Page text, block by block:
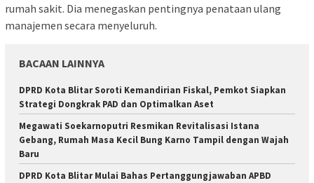
rumah sakit. Dia menegaskan pentingnya penataan ulang
manajemen secara menyeluruh.
BACAAN LAINNYA
DPRD Kota Blitar Soroti Kemandirian Fiskal, Pemkot Siapkan
Strategi Dongkrak PAD dan Optimalkan Aset
Megawati Soekarnoputri Resmikan Revitalisasi Istana
Gebang, Rumah Masa Kecil Bung Karno Tampil dengan Wajah
Baru
DPRD Kota Blitar Mulai Bahas Pertanggungjawaban APBD